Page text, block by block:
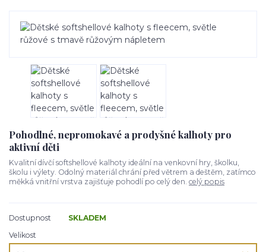
Pohodlné, nepromokavé a prodyšné kalhoty pro
aktivní děti
Kvalitní dívčí softshellové kalhoty ideální na venkovní hry, školku,
školu i výlety. Odolný materiál chrání před větrem a deštěm, zatímco
měkká vnitřní vrstva zajišťuje pohodlí po celý den. celý popis
Dostupnost
SKLADEM
Velikost